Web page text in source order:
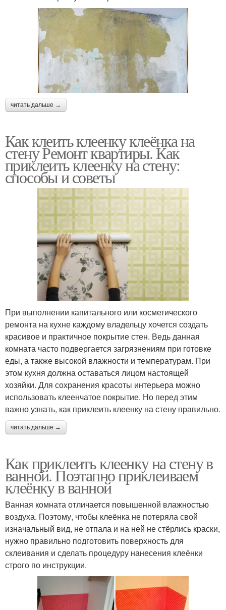
читать дальше →
Как клеить клеенку клеёнка на
стену Ремонт квартиры. Как
приклеить клеенку на стену:
способы и советы
При выполнении капитального или косметического
ремонта на кухне каждому владельцу хочется создать
красивое и практичное покрытие стен. Ведь данная
комната часто подвергается загрязнениям при готовке
еды, а также высокой влажности и температурам. При
этом кухня должна оставаться лицом настоящей
хозяйки. Для сохранения красоты интерьера можно
использовать клеенчатое покрытие. Но перед этим
важно узнать, как приклеить клеенку на стену правильно.
читать дальше →
Как приклеить клеенку на стену в
ванной. Поэтапно приклеиваем
клеёнку в ванной
Ванная комната отличается повышенной влажностью
воздуха. Поэтому, чтобы клеёнка не потеряла свой
изначальный вид, не отпала и на ней не стёрлись краски,
нужно правильно подготовить поверхность для
склеивания и сделать процедуру нанесения клеёнки
строго по инструкции.